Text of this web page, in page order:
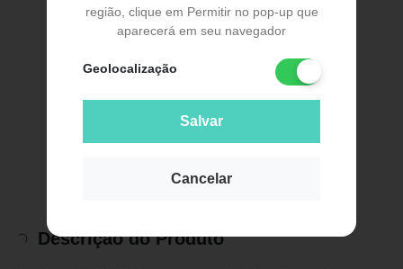
região, clique em Permitir no pop-up que
aparecerá em seu navegador
Geolocalização
Salvar
Cancelar
Descrição do Produto